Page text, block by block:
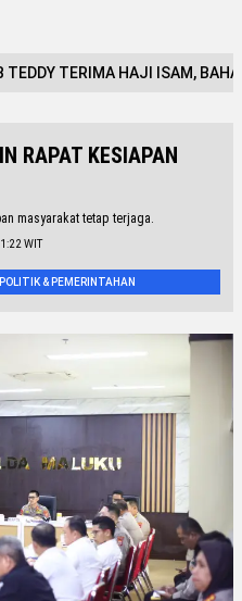
TEDDY TERIMA HAJI ISAM,
RAPAT KESIAPAN
masyarakat tetap terjaga.
WIT
& PEMERINTAHAN